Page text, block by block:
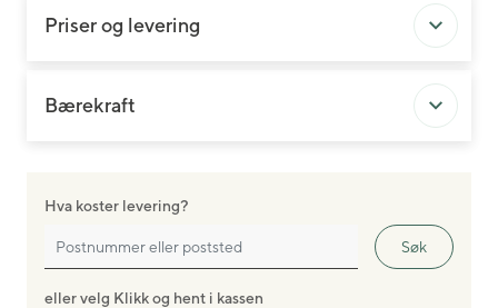
Priser og levering
Bærekraft
Hva koster levering?
Søk
eller velg Klikk og hent i kassen